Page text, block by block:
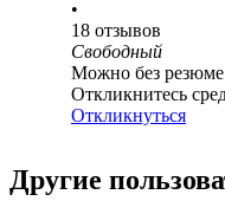
•
18 отзывов
Свободный
Можно без резюме
Откликнитесь
Откликнуться
Другие